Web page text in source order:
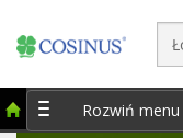
Rozwiń menu